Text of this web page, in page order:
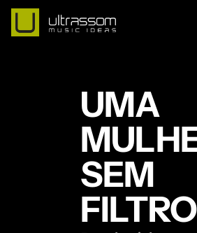
English Version
UMA
SEM
FILTRO